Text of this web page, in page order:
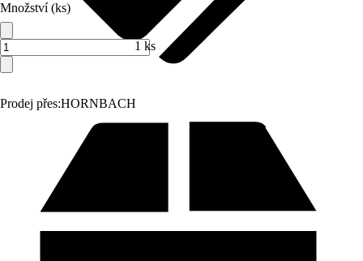
Prodej přes:HORNBACH
Množství (ks)
1 ks